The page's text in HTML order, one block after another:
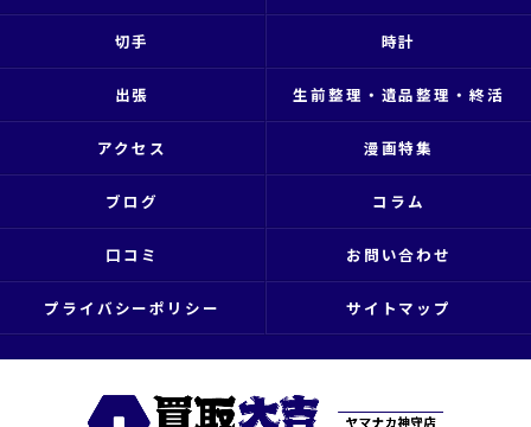
切手 時計
出張 生前整理・遺品整理・終活
アクセス 漫画特集
ブログ コラム
口コミ お問い合わせ
プライバシーポリシー サイトマップ